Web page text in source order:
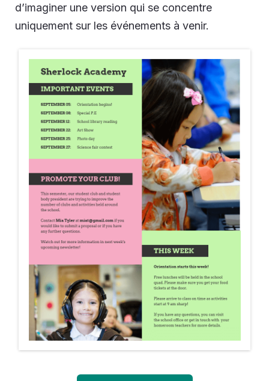
d’imaginer une version qui se concentre
uniquement sur les événements à venir.